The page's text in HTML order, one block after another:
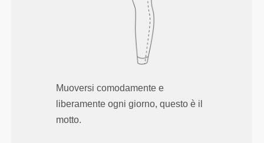
Muoversi comodamente e
liberamente ogni giorno, questo è il
motto.